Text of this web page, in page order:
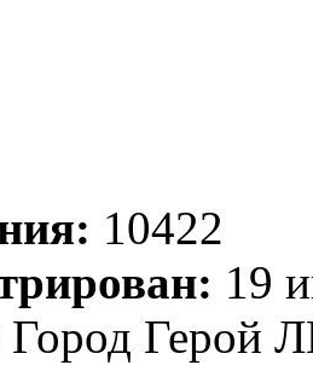
10422
19
Город Герой